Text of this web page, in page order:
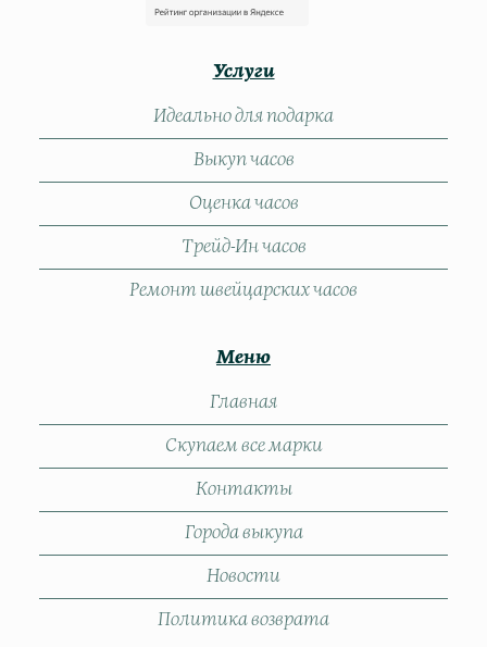
Услуги
Идеально для подарка
Выкуп часов
Оценка часов
Трейд-Ин часов
Ремонт швейцарских часов
Меню
Главная
Скупаем все марки
Контакты
Города выкупа
Новости
Политика возврата